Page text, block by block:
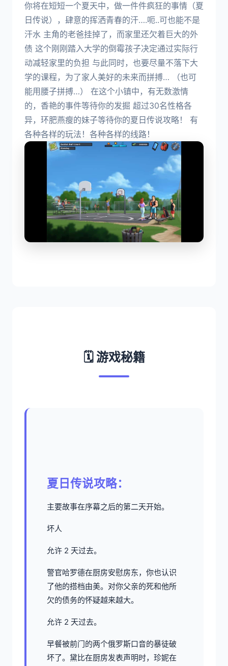
你将在短短一个夏天中，做一件件疯狂的事情（夏
日传说），肆意的挥洒青春的汗….呃..可也能不是
汗水 主角的老爸挂掉了，而家里还欠着巨大的外
债 这个刚刚踏入大学的倒霉孩子决定通过实际行
动减轻家里的负担 与此同时，也要尽量不落下大
学的课程，为了家人美好的未来而拼搏… （也可
能用腰子拼搏…） 在这个小镇中，有无数激情
的，香艳的事件等待你的发掘 超过30名性格各
异，环肥燕瘦的妹子等待你的夏日传说攻略！ 有
各种各样的玩法！各种各样的线路！
🗓️ 游戏秘籍
夏日传说攻略：
主要故事在序幕之后的第二天开始。
坏人
允许 2 天过去。
警官哈罗德在厨房安慰房东，你也认识
了他的搭档由美。对你父亲的死和他所
欠的债务的怀疑越来越大。
允许 2 天过去。
早餐被前门的两个俄罗斯口音的暴徒破
坏了。黛比在厨房发表声明时，珍妮在